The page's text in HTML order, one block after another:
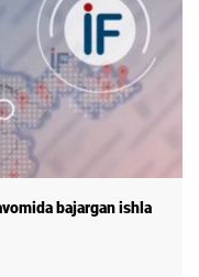
bajargan ishla